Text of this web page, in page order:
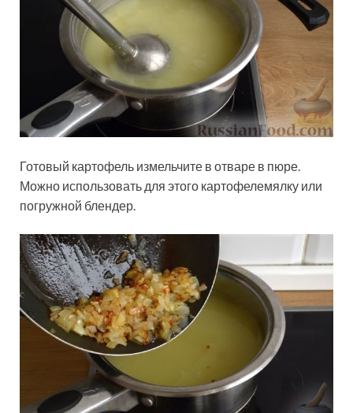
Готовый картофель измельчите в отваре в пюре.
Можно использовать для этого картофелемялку или
погружной блендер.